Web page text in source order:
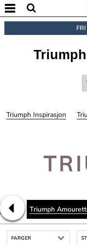
Triumph Inspirasjon
Triumph
FARGER